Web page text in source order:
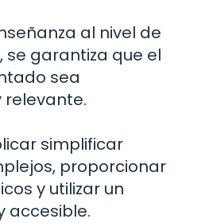
al nivel de
se garantiza que el
sea
simplificar
proporcionar
y utilizar un
accesible.